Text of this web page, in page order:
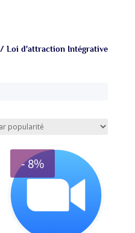
/ Loi d'attraction Intégrative
- 8%